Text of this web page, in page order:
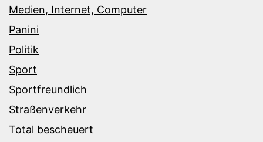
Medien, Internet, Computer
Panini
Politik
Sport
Sportfreundlich
Straßenverkehr
Total bescheuert